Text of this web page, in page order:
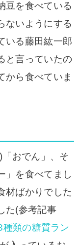
豆を食べている
ないようにする
いる藤田紘一郎
と言っていたの
から食べていま
おでん」、そ
」を食べてまし
材ばかりでした
た(参考記事
種類の糖質ラン